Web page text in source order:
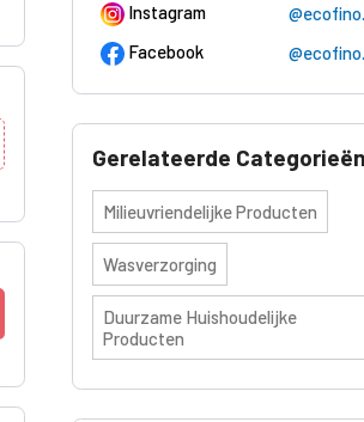
Instagram
Facebook
Gerelateerde Categorieën
Milieuvriendelijke Producten
Wasverzorging
Duurzame Huishoudelijke
Producten